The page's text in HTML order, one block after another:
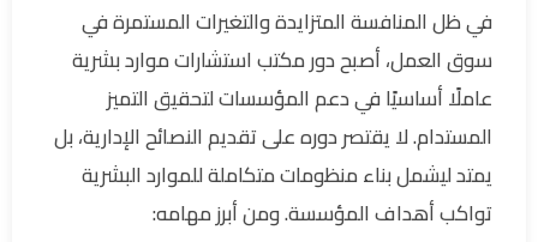
في ظل المنافسة المتزايدة والتغيرات المستمرة في
سوق العمل، أصبح دور مكتب استشارات موارد بشرية
عاملًا أساسيًا في دعم المؤسسات لتحقيق التميز
المستدام. لا يقتصر دوره على تقديم النصائح الإدارية، بل
يمتد ليشمل بناء منظومات متكاملة للموارد البشرية
تواكب أهداف المؤسسة. ومن أبرز مهامه: